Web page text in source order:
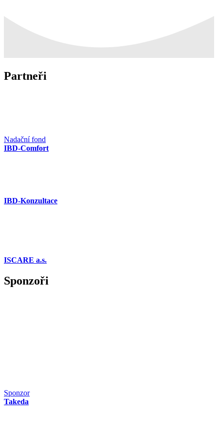
Partneři
Nadační fond
IBD-Comfort
IBD-Konzultace
ISCARE a.s.
Sponzoři
Sponzor
Takeda